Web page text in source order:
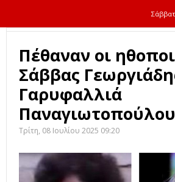
Πέθαναν οι
Σάββας
Γαρυφαλλιά
Παναγιωτοπούλου
Τρίτη, 08 Ιουλίου 2025 09:20